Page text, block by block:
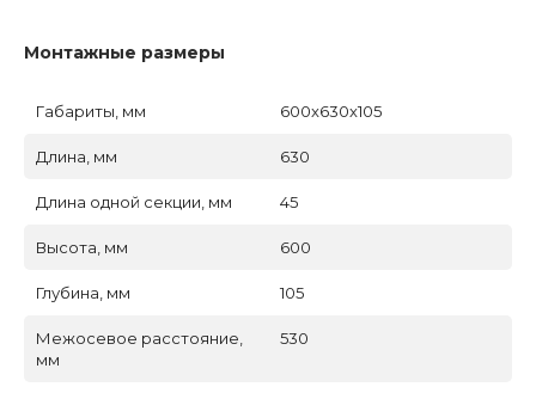
Монтажные размеры
Габариты, мм 600x630x105
Длина, мм 630
Длина одной секции, мм 45
Высота, мм 600
Глубина, мм 105
Межосевое расстояние,
мм
530